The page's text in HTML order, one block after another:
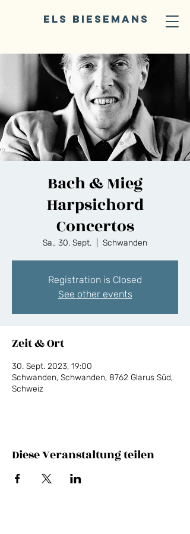
ELS BIESEMANS
Bach & Mieg
Harpsichord
Concertos
Sa., 30. Sept. Schwanden
Registration is Closed
See other events
Zeit & Ort
30. Sept. 2023, 19:00
Schwanden, Schwanden, 8762 Glarus Süd,
Schweiz
Diese Veranstaltung teilen